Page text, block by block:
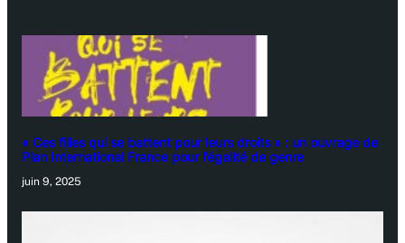
« Ces filles qui se battent pour leurs droits » : un ouvrage de
Plan International France pour l’égalité de genre
juin 9, 2025